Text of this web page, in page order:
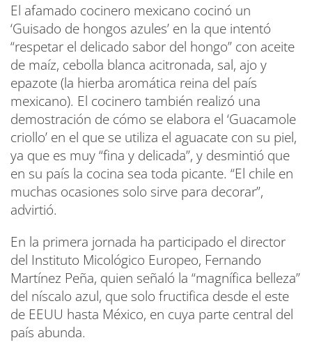
El afamado cocinero mexicano cocinó un
‘Guisado de hongos azules’ en la que intentó
“respetar el delicado sabor del hongo” con aceite
de maíz, cebolla blanca acitronada, sal, ajo y
epazote (la hierba aromática reina del país
mexicano). El cocinero también realizó una
demostración de cómo se elabora el ‘Guacamole
criollo’ en el que se utiliza el aguacate con su piel,
ya que es muy “fina y delicada”, y desmintió que
en su país la cocina sea toda picante. “El chile en
muchas ocasiones solo sirve para decorar”,
advirtió.
En la primera jornada ha participado el director
del Instituto Micológico Europeo, Fernando
Martínez Peña, quien señaló la “magnífica belleza”
del níscalo azul, que solo fructifica desde el este
de EEUU hasta México, en cuya parte central del
país abunda.